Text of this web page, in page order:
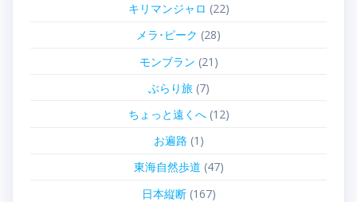
キリマンジャロ (22)
メラ･ピーク (28)
モンブラン (21)
ぶらり旅(7)
ちょっと遠くへ(12)
お遍路 (1)
東海自然歩道 (47)
日本縦断(167)